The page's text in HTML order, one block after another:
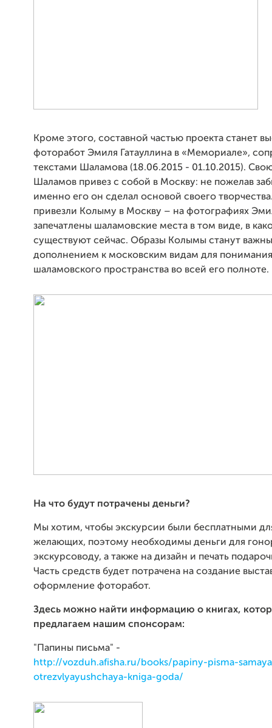
Кроме этого, составной частью проекта станет
фоторабот Эмиля Гатауллина в «Мемориале»,
текстами Шаламова (18.06.2015 - 01.10.2015).
Шаламов привез с собой в Москву: не пожелав
именно его он сделал основой своего
привезли Колыму в Москву – на фотографиях
запечатлены шаламовские места в том виде, в
существуют сейчас. Образы Колымы станут
дополнением к московским видам для понимания
шаламовского пространства во всей его полноте.
На что будут потрачены деньги?
Мы хотим, чтобы экскурсии были бесплатными
желающих, поэтому необходимы деньги для
экскурсоводу, а также на дизайн и печать
Часть средств будет потрачена на создание
оформление фоторабот.
Здесь можно найти информацию о книгах,
предлагаем нашим спонсорам:
"Папины письма" -
http://vozduh.afisha.ru/books/papiny-pisma-
otrezvlyayushchaya-kniga-goda/